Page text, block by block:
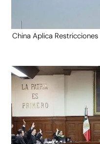
China Aplica Restricciones